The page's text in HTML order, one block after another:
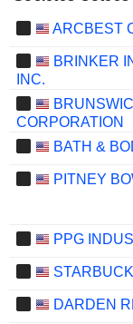
ARCBEST
BRINKER
INC.
CORPORATION
BATH &
PITNEY
PPG
DARDEN